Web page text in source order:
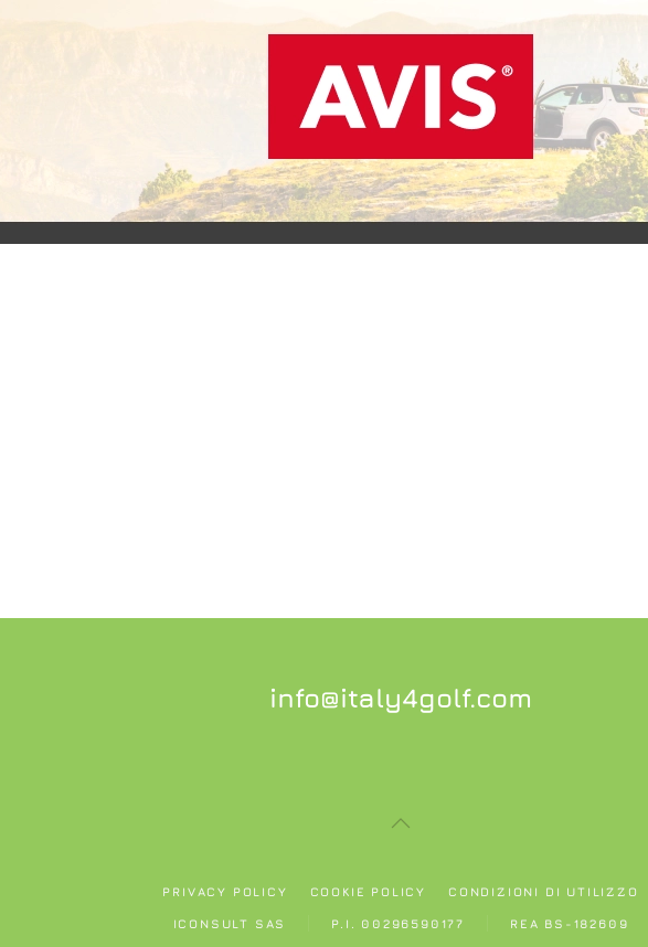
SCOPRI L'OFFERTA
info@italy4golf.com
PRIVACY POLICY COOKIE POLICY CONDIZIONI DI UTILIZZO
ICONSULT SAS P.I. 00296590177 REA BS-182609